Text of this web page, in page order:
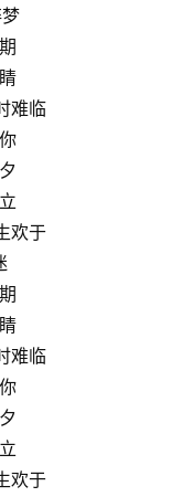
难临
欢于
难临
欢于